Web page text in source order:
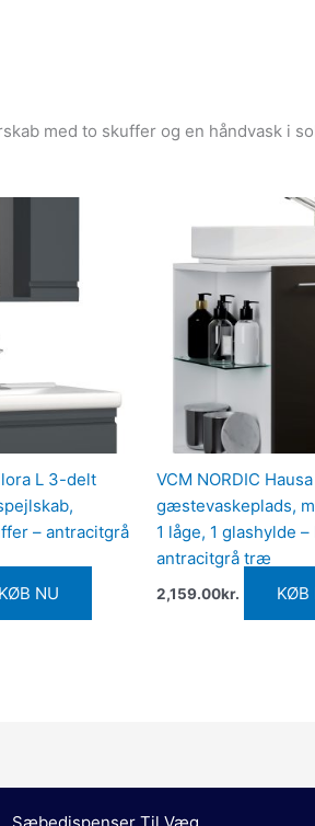
med to skuffer og en håndvask i
L 3-delt
– antracitgrå
KØB NU
VCM NORDIC
gæstevaskeplads,
1 låge, 1 glashylde
antracitgrå træ
2,159.00kr. KØB